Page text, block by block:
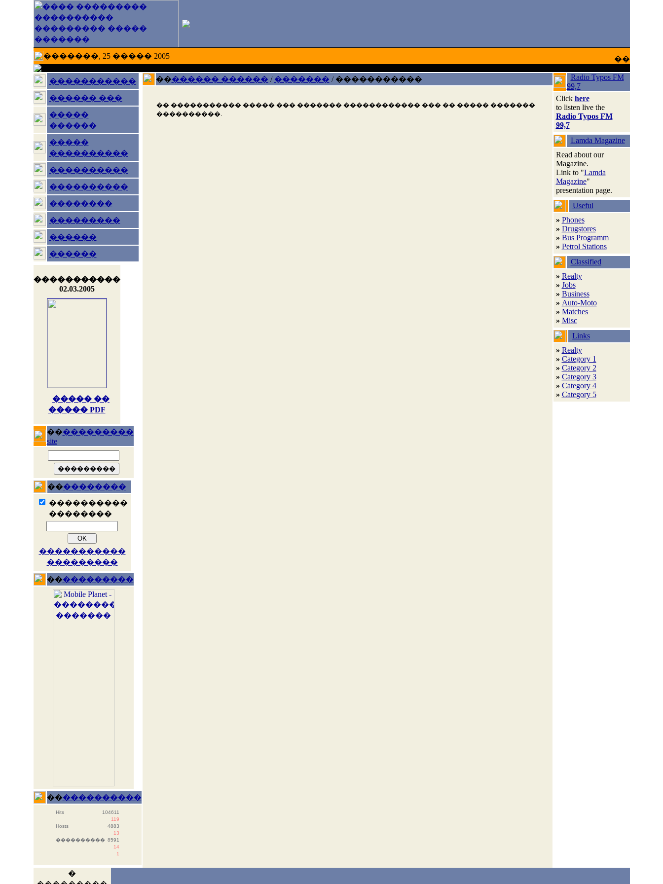
�������, 25 ����� 2005 ��
�����������
������ ���
�����
������
�����
����������
����������
����������
��������
���������
������
������
�����������
02.03.2005
����� ��
����� PDF
�����������
site
����������
����������
��������
�����������
���������
�����������
������������
Hits
104611
119
Hosts
4883
13
���������� 8591
14
1
�������� ������ / ������� / �����������
�� ����������� ����� ��� ������� ������������ ��� �� ����� �������
����������.
Radio Typos FM
99,7
Click here
to listen live the
Radio Typos FM
99,7
Lamda Magazine
Read about our
Magazine.
Link to "Lamda
Magazine"
presentation page.
Useful
» Phones
» Drugstores
» Bus Programm
» Petrol Stations
Classified
» Realty
» Jobs
» Business
» Auto-Moto
» Matches
» Misc
Links
» Realty
» Category 1
» Category 2
» Category 3
» Category 4
» Category 5
�